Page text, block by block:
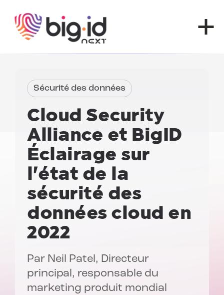
Sécurité des données
Cloud Security
Alliance et BigID
Éclairage sur
l'état de la
sécurité des
données cloud en
2022
Par Neil Patel, Directeur
principal, responsable du
marketing produit mondial